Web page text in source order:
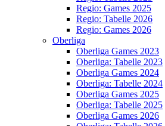
Regio: Games 2025
Regio: Tabelle 2026
Regio: Games 2026
Oberliga
Oberliga Games 2023
Oberliga: Tabelle 2023
Oberliga Games 2024
Oberliga: Tabelle 2024
Oberliga Games 2025
Oberliga: Tabelle 2025
Oberliga Games 2026